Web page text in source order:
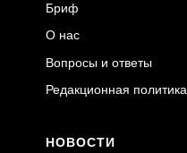
Бриф
О нас
Вопросы и ответы
Редакционная политика
НОВОСТИ